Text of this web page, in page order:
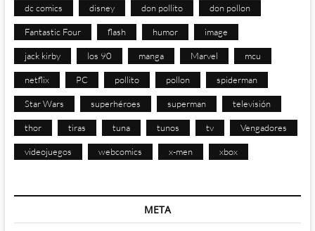
dc comics disney don pollito don pollon
Fantastic Four flash humor image
jack kirby los 90 manga Marvel mcu
netflix PC pollito pollon spiderman
Star Wars superhéroes superman televisión
thor tiras tuna tunos tv Vengadores
videojuegos webcomics x-men xbox
META